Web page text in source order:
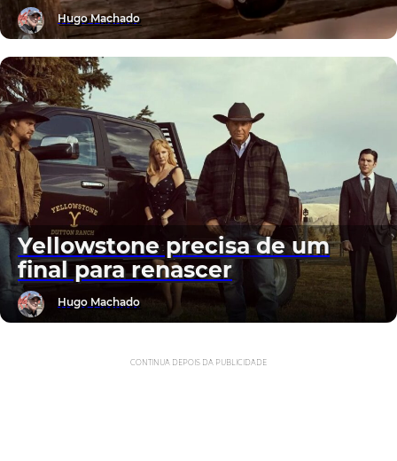
Hugo Machado
Yellowstone precisa de um
final para renascer
Hugo Machado
CONTINUA DEPOIS DA PUBLICIDADE